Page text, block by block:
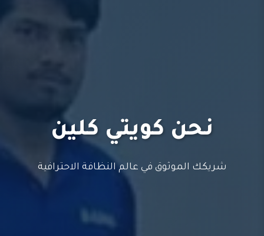
نحن كويتي كلين
شريكك الموثوق في عالم النظافة الاحترافية